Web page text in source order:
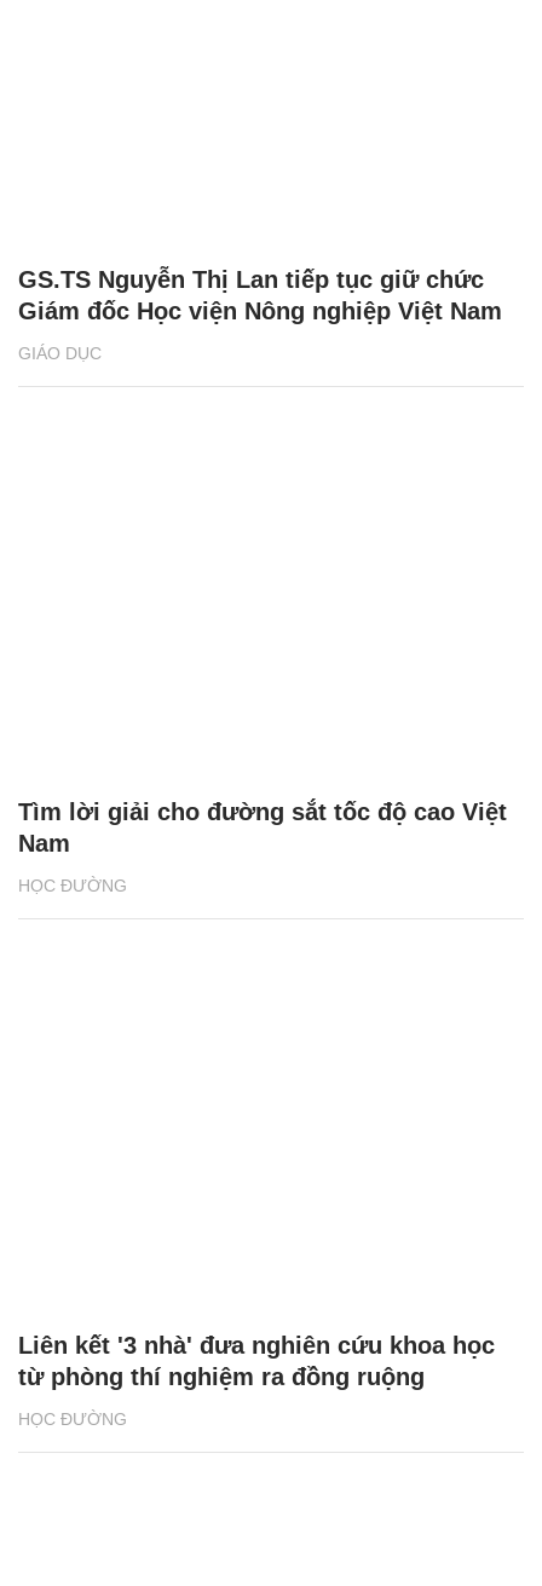
GIÁO DỤC
GS.TS Nguyễn Thị Lan tiếp tục giữ chức
Giám đốc Học viện Nông nghiệp Việt Nam
HỌC ĐƯỜNG
Tìm lời giải cho đường sắt tốc độ cao Việt
Nam
HỌC ĐƯỜNG
Liên kết '3 nhà' đưa nghiên cứu khoa học
từ phòng thí nghiệm ra đồng ruộng